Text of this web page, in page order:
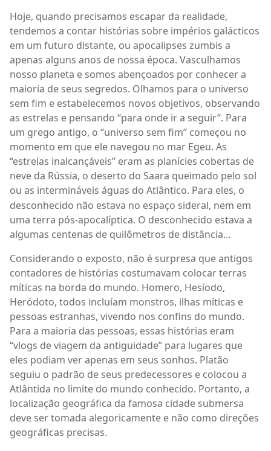
Hoje, quando precisamos escapar da realidade,
tendemos a contar histórias sobre impérios galácticos
em um futuro distante, ou apocalipses zumbis a
apenas alguns anos de nossa época. Vasculhamos
nosso planeta e somos abençoados por conhecer a
maioria de seus segredos. Olhamos para o universo
sem fim e estabelecemos novos objetivos, observando
as estrelas e pensando “para onde ir a seguir”. Para
um grego antigo, o “universo sem fim” começou no
momento em que ele navegou no mar Egeu. As
“estrelas inalcançáveis” eram as planícies cobertas de
neve da Rússia, o deserto do Saara queimado pelo sol
ou as intermináveis águas do Atlântico. Para eles, o
desconhecido não estava no espaço sideral, nem em
uma terra pós-apocalíptica. O desconhecido estava a
algumas centenas de quilômetros de distância…
Considerando o exposto, não é surpresa que antigos
contadores de histórias costumavam colocar terras
míticas na borda do mundo. Homero, Hesíodo,
Heródoto, todos incluíam monstros, ilhas míticas e
pessoas estranhas, vivendo nos confins do mundo.
Para a maioria das pessoas, essas histórias eram
“vlogs de viagem da antiguidade” para lugares que
eles podiam ver apenas em seus sonhos. Platão
seguiu o padrão de seus predecessores e colocou a
Atlântida no limite do mundo conhecido. Portanto, a
localização geográfica da famosa cidade submersa
deve ser tomada alegoricamente e não como direções
geográficas precisas.